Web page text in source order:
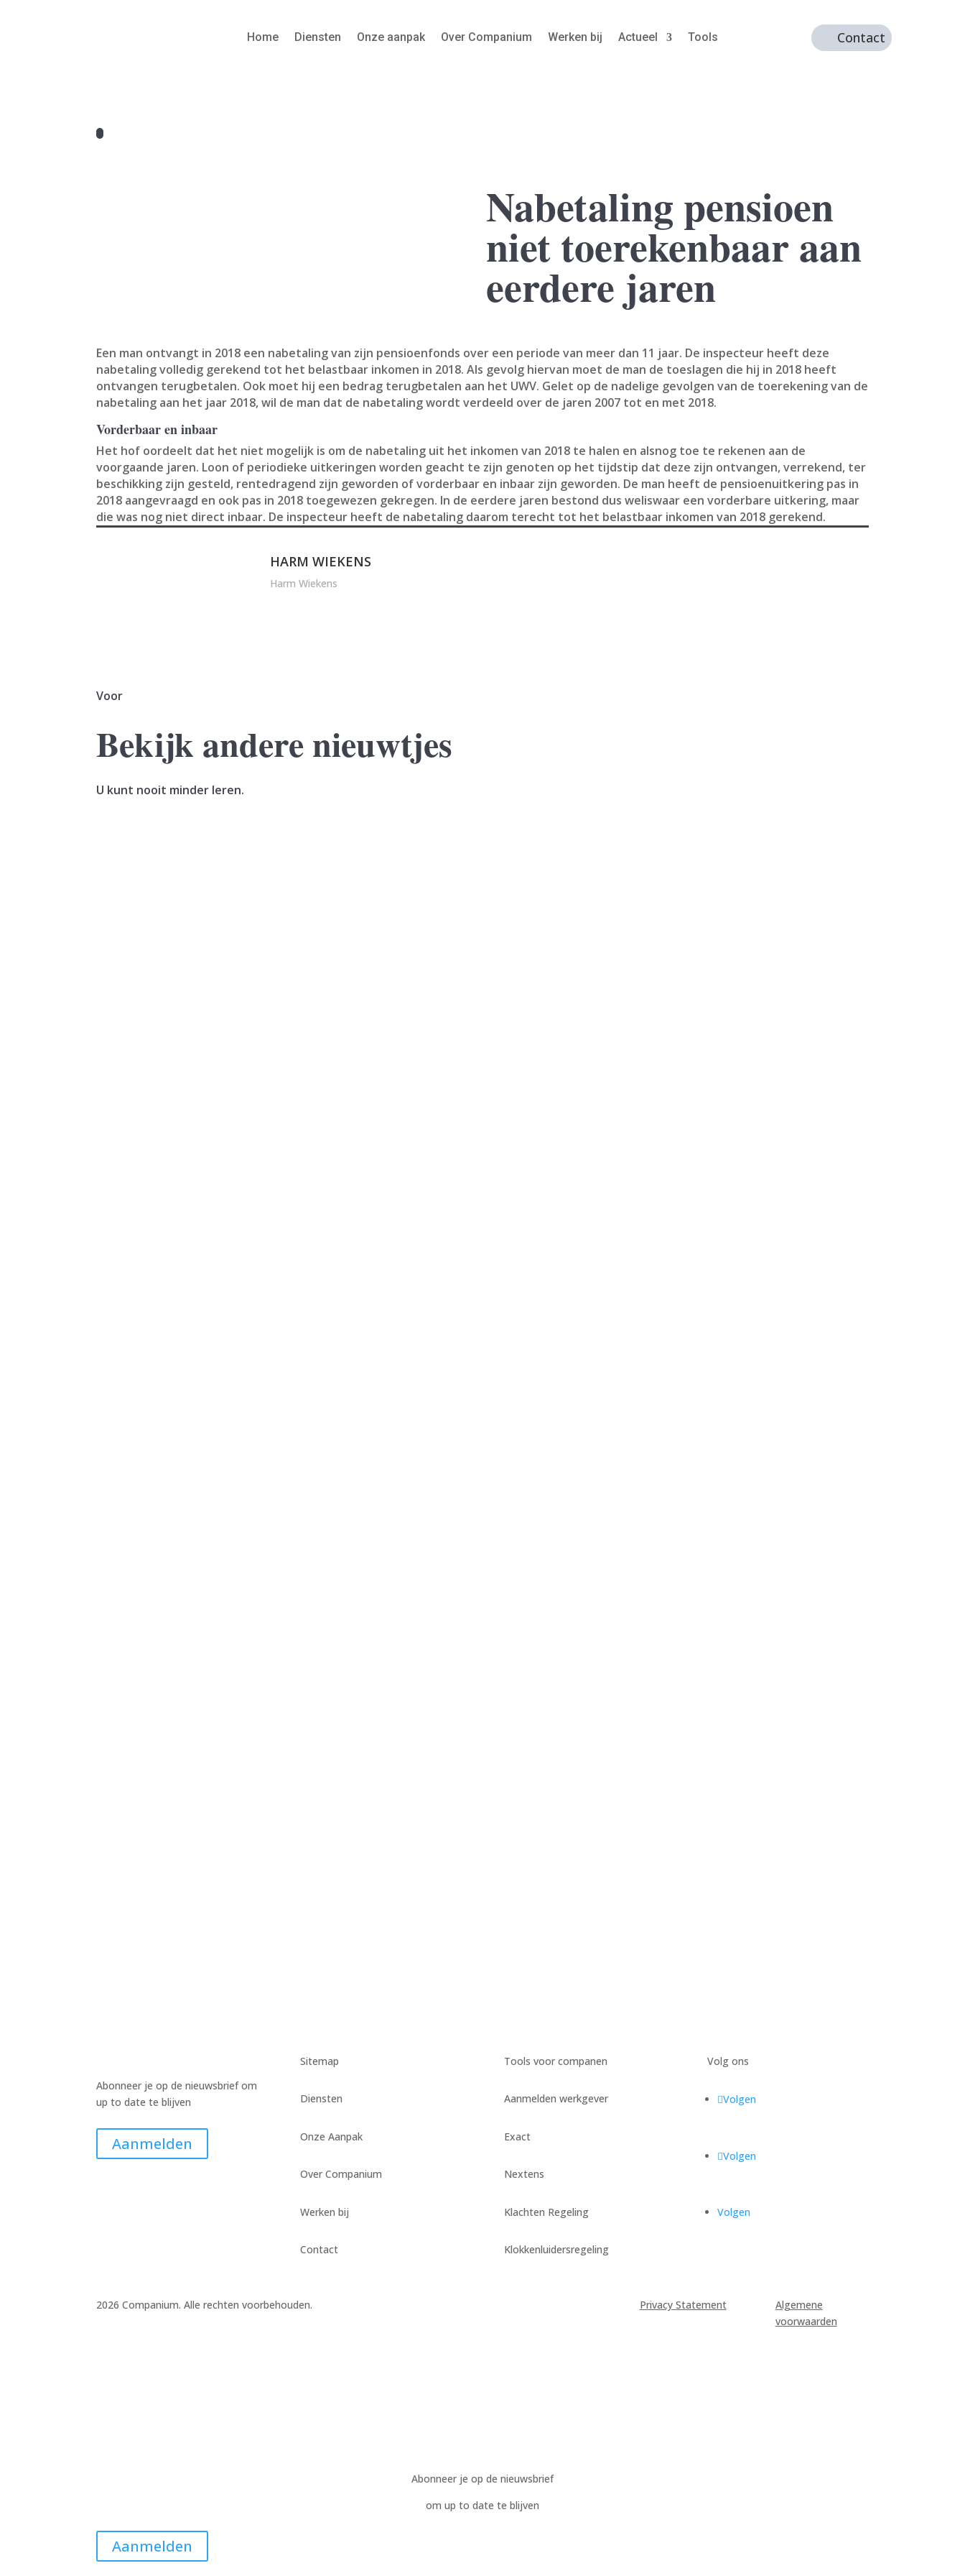
Home Diensten Onze aanpak Over Companium Werken bij Actueel Tools Contact
Nabetaling pensioen
niet toerekenbaar aan
eerdere jaren
Een man ontvangt in 2018 een nabetaling van zijn pensioenfonds over een periode van meer dan 11 jaar. De inspecteur heeft deze
nabetaling volledig gerekend tot het belastbaar inkomen in 2018. Als gevolg hiervan moet de man de toeslagen die hij in 2018 heeft
ontvangen terugbetalen. Ook moet hij een bedrag terugbetalen aan het UWV. Gelet op de nadelige gevolgen van de toerekening van de
nabetaling aan het jaar 2018, wil de man dat de nabetaling wordt verdeeld over de jaren 2007 tot en met 2018.
Vorderbaar en inbaar
Het hof oordeelt dat het niet mogelijk is om de nabetaling uit het inkomen van 2018 te halen en alsnog toe te rekenen aan de
voorgaande jaren. Loon of periodieke uitkeringen worden geacht te zijn genoten op het tijdstip dat deze zijn ontvangen, verrekend, ter
beschikking zijn gesteld, rentedragend zijn geworden of vorderbaar en inbaar zijn geworden. De man heeft de pensioenuitkering pas in
2018 aangevraagd en ook pas in 2018 toegewezen gekregen. In de eerdere jaren bestond dus weliswaar een vorderbare uitkering, maar
die was nog niet direct inbaar. De inspecteur heeft de nabetaling daarom terecht tot het belastbaar inkomen van 2018 gerekend.
HARM WIEKENS
Harm Wiekens
Voor
Bekijk andere nieuwtjes
U kunt nooit minder leren.
Abonneer je op de nieuwsbrief om
up to date te blijven
Aanmelden
Sitemap
Diensten
Onze Aanpak
Over Companium
Werken bij
Contact
Tools voor companen
Aanmelden werkgever
Exact
Nextens
Klachten Regeling
Klokkenluidersregeling
Volg ons
Volgen
Volgen
Volgen
2026 Companium. Alle rechten voorbehouden. Privacy Statement
Algemene
voorwaarden
Abonneer je op de nieuwsbrief
om up to date te blijven
Aanmelden